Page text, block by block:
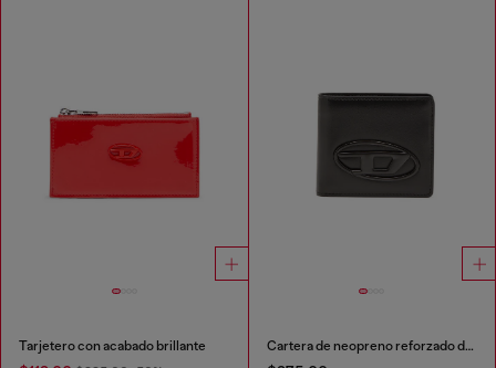
Tarjetero con acabado brillante Cartera de neopreno reforzado de piel